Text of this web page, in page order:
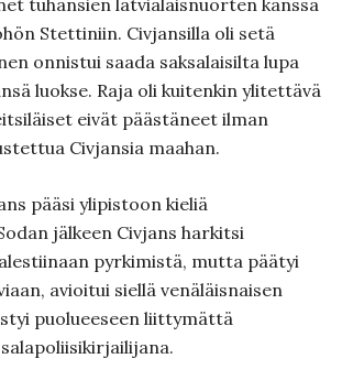
tuhansien latvialaisnuorten kanssa
Stettiniin. Civjansilla oli setä
onnistui saada saksalaisilta lupa
luokse. Raja oli kuitenkin ylitettävä
eivät päästäneet ilman
Civjansia maahan.
pääsi ylipistoon kieliä
jälkeen Civjans harkitsi
pyrkimistä, mutta päätyi
avioitui siellä venäläisnaisen
puolueeseen liittymättä